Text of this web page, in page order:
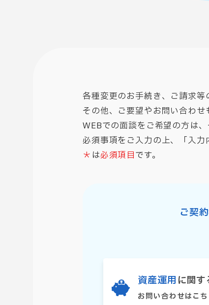
各種変更のお手続き、ご請求等
その他、ご要望やお問い合わせ
WEBでの面談をご希望の方は
必須事項をご入力の上、「入力
＊ は必須項目です。
ご契
資産運用に関す
お問い合わせはこち